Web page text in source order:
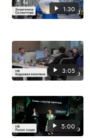
1:30
3:05
5:00